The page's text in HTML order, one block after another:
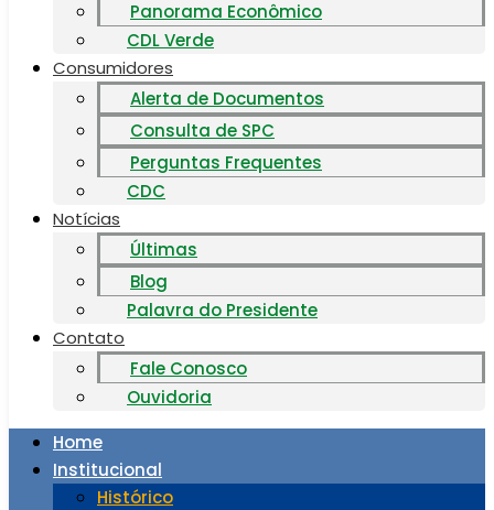
Panorama Econômico
CDL Verde
Consumidores
Alerta de Documentos
Consulta de SPC
Perguntas Frequentes
CDC
Notícias
Últimas
Blog
Palavra do Presidente
Contato
Fale Conosco
Ouvidoria
Home
Institucional
Histórico